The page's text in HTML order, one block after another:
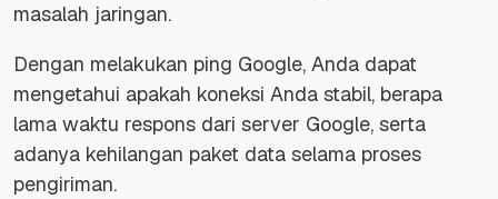
masalah jaringan.
Dengan melakukan ping Google, Anda dapat
mengetahui apakah koneksi Anda stabil, berapa
lama waktu respons dari server Google, serta
adanya kehilangan paket data selama proses
pengiriman.